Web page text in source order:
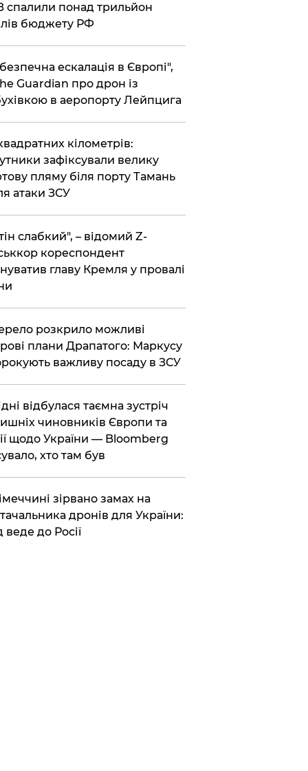
спалили понад трильйон
бюджету РФ
ескалація в Європі",
Guardian про дрон із
в аеропорту Лейпцига
кілометрів:
зафіксували велику
пляму біля порту Тамань
атаки ЗСУ
слабкий", – відомий Z-
кореспондент
главу Кремля у провалі
розкрило можливі
плани Драпатого: Маркусу
важливу посаду в ЗСУ
відбулася таємна зустріч
чиновників Європи та
щодо України — Bloomberg
хто там був
зірвано замах на
дронів для України:
веде до Росії